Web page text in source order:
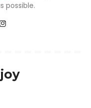
possible.